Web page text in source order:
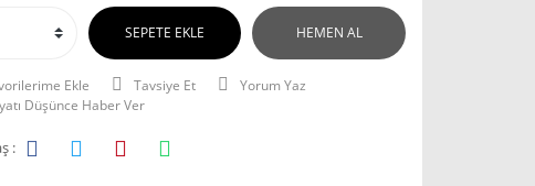
SEPETE EKLE HEMEN AL
Tavsiye Et
Yorum Yaz
Düşünce Haber Ver
: